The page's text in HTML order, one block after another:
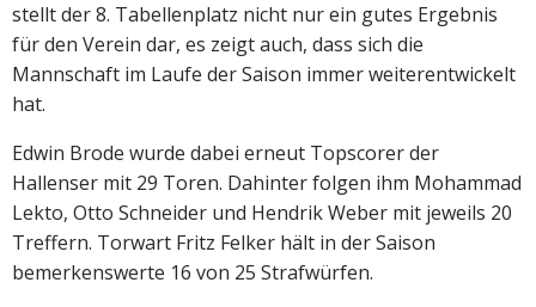
stellt der 8. Tabellenplatz nicht nur ein gutes Ergebnis
für den Verein dar, es zeigt auch, dass sich die
Mannschaft im Laufe der Saison immer weiterentwickelt
hat.
Edwin Brode wurde dabei erneut Topscorer der
Hallenser mit 29 Toren. Dahinter folgen ihm Mohammad
Lekto, Otto Schneider und Hendrik Weber mit jeweils 20
Treffern. Torwart Fritz Felker hält in der Saison
bemerkenswerte 16 von 25 Strafwürfen.